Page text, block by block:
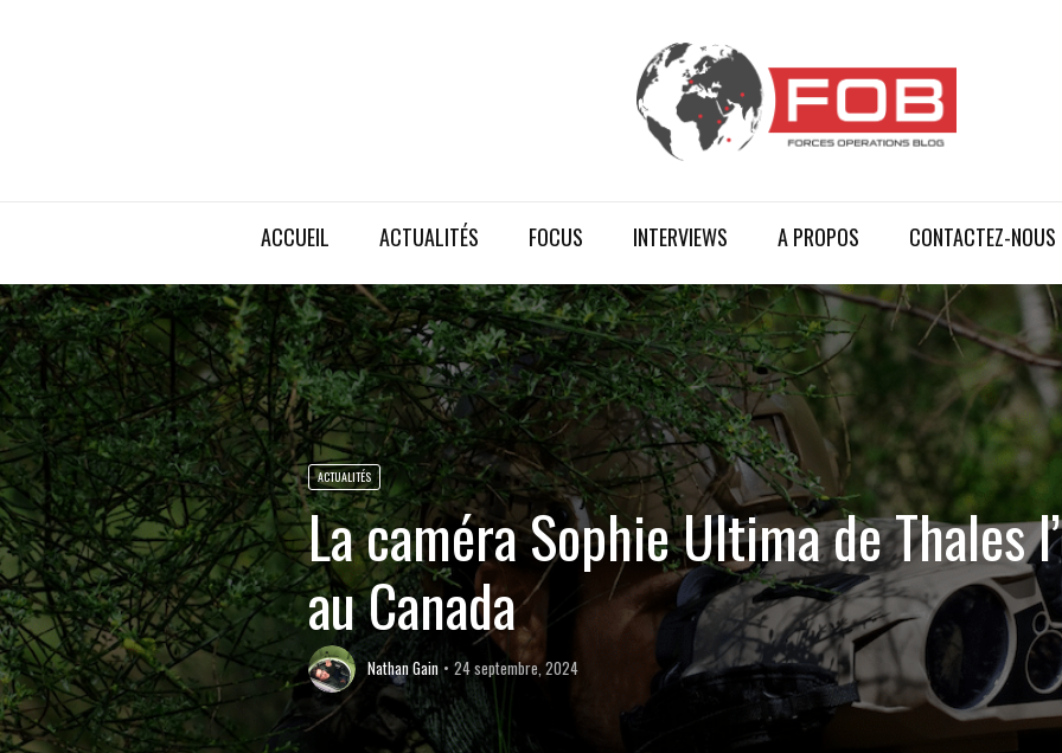
ACCUEIL ACTUALITÉS FOCUS INTERVIEWS A PROPOS CONTACTEZ-NOUS
ACTUALITÉS
La caméra Sophie Ultima de Thales
au Canada
Nathan Gain 24 septembre, 2024